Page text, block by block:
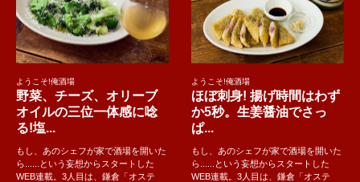
ようこそ!俺酒場
野菜、チーズ、オリーブ
オイルの三位一体感に唸
る!塩...
もし、あのシェフが家で酒場を開いた
ら......という妄想からスタートした
WEB連載。3人目は、鎌倉「オステ
ようこそ!俺酒場
ほぼ刺身! 揚げ時間はわず
か5秒。生姜醤油でさっ
ぱ...
もし、あのシェフが家で酒場を開いた
ら......という妄想からスタートした
WEB連載。3人目は、鎌倉「オステ